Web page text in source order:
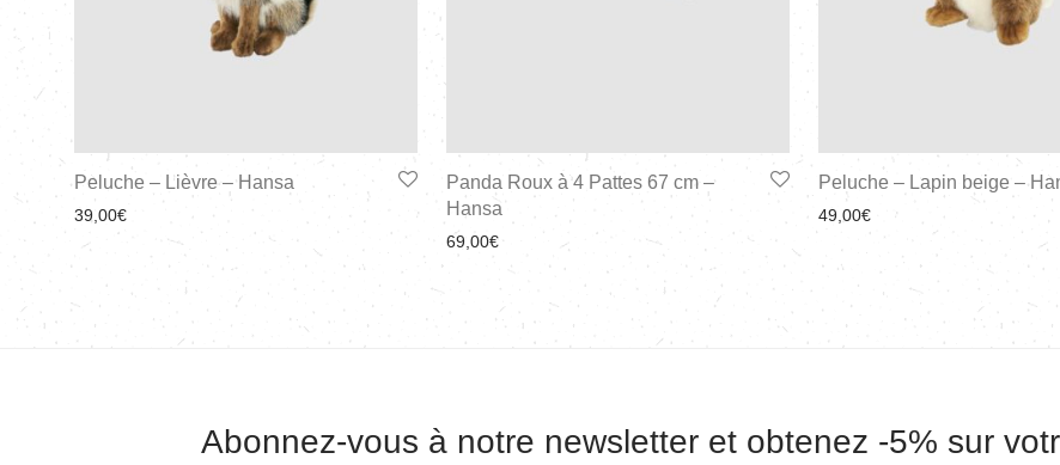
Peluche – Lièvre – Hansa
39,00€
Panda Roux à 4 Pattes 67 cm –
Hansa
69,00€
Peluche – Lapin beige –
49,00€
Abonnez-vous à notre newsletter et obtenez -5% sur